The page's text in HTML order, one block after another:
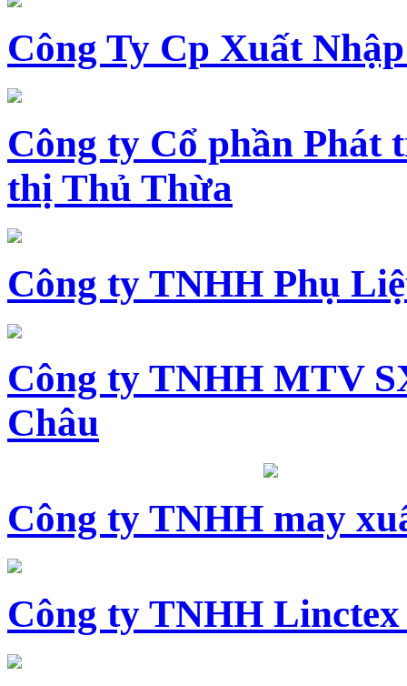
Công Ty Cp Xuất
Công ty Cổ phần Phát
thị Thủ Thừa
Công ty TNHH Phụ
Công ty TNHH MTV
Châu
Công ty TNHH may
Công ty TNHH Linctex